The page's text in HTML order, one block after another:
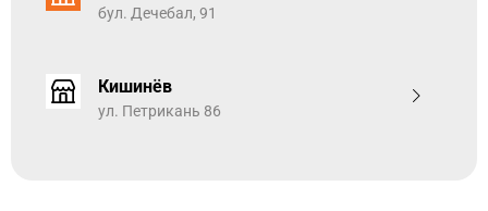
бул. Дечебал, 91
Кишинёв
ул. Петрикань 86